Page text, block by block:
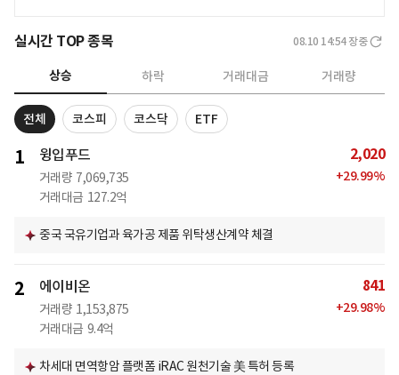
실시간 TOP 종목 08.10 14:54 장중
상승 하락 거래대금 거래량
전체 코스피 코스닥 ETF
1 윙입푸드
거래량 7,069,735
거래대금 127.2억
2,020
+29.99%
중국 국유기업과 육가공 제품 위탁생산계약 체결
2 에이비온
거래량 1,153,875
거래대금 9.4억
841
+29.98%
차세대 면역항암 플랫폼 iRAC 원천기술 美 특허 등록